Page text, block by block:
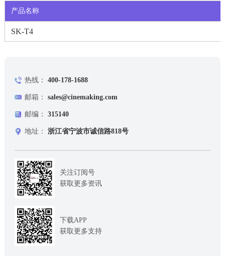
产品名称
SK-T4
热线： 400-178-1688
邮箱： sales@cinemaking.com
邮编： 315140
地址： 浙江省宁波市诚信路818号
关注订阅号
获取更多资讯
下载APP
获取更多支持